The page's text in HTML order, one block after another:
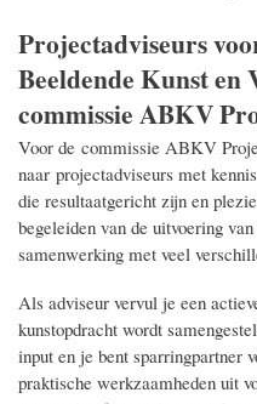
Projectadviseurs
Beeldende Kunst
commissie ABKV
Voor de commissie ABKV
naar projectadviseurs met
die resultaatgericht zijn en
begeleiden van de uitvoering
samenwerking met veel
Als adviseur vervul je een
kunstopdracht wordt
input en je bent sparringpartner
praktische werkzaamheden uit